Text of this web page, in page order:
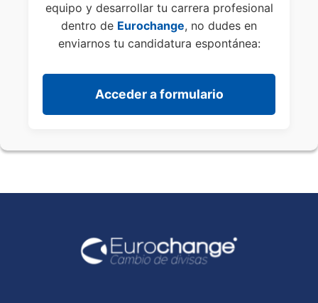
equipo y desarrollar tu carrera profesional
dentro de Eurochange, no dudes en
enviarnos tu candidatura espontánea:
Acceder a formulario